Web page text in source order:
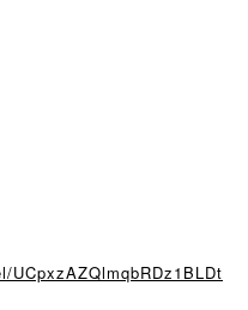
UCpxzAZQlmqbRDz1BLDt